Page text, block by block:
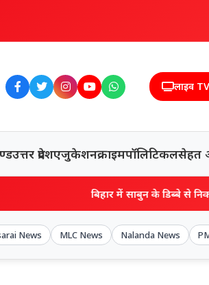
लाइव TV
उत्तर प्रदेशएजुकेशनक्राइमपॉलिटिकलसेहत
बिहार में साबुन के डिब्बे से निकली 50 लाख की
News MLC News Nalanda News